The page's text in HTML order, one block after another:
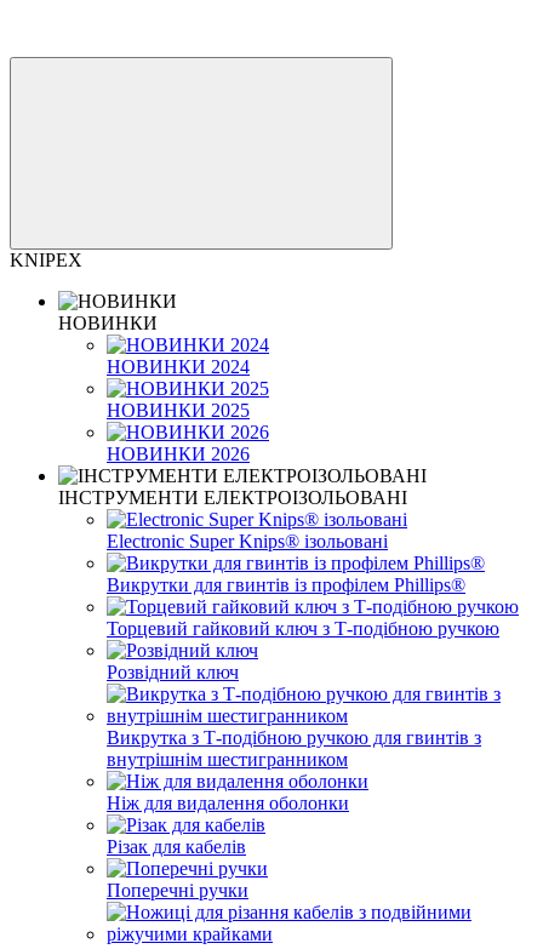
KNIPEX
НОВИНКИ
НОВИНКИ 2024
НОВИНКИ 2025
НОВИНКИ 2026
ІНСТРУМЕНТИ ЕЛЕКТРОІЗОЛЬОВАНІ
Electronic Super Knips® ізольовані
Викрутки для гвинтів із профілем Phillips®
Торцевий гайковий ключ з Т-подібною ручкою
Розвідний ключ
Викрутка з Т-подібною ручкою для гвинтів з
внутрішнім шестигранником
Ніж для видалення оболонки
Різак для кабелів
Поперечні ручки